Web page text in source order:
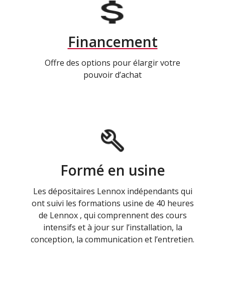
Financement
Offre des options pour élargir votre
pouvoir d’achat
Formé en usine
Les dépositaires Lennox indépendants qui
ont suivi les formations usine de 40 heures
de Lennox , qui comprennent des cours
intensifs et à jour sur l’installation, la
conception, la communication et l’entretien.